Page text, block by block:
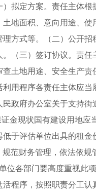
拟定方案。责任主体
地面积、意向用途、
方式等。（二）公开
（三）签订协议。责
土地用途、安全生产
用程序各责任主体应当
政府办公室关于支持
金现状国有建设用地
于评估单位出具的租
范财务管理，依法依
位各部门要高度重视此
程序，按照职责分工